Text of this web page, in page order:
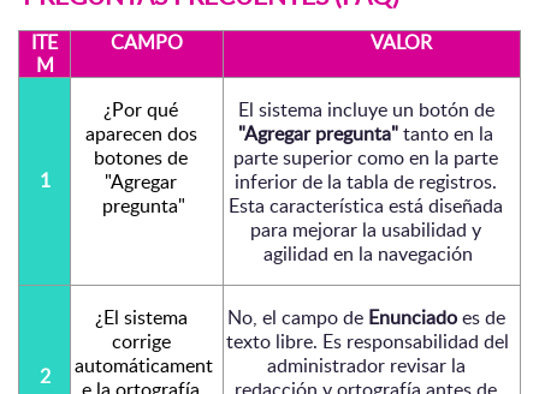
ITE
M
CAMPO VALOR
1
¿Por qué
aparecen dos
botones de
"Agregar
pregunta"
El sistema incluye un botón de
"Agregar pregunta" tanto en la
parte superior como en la parte
inferior de la tabla de registros.
Esta característica está diseñada
para mejorar la usabilidad y
agilidad en la navegación
2
¿El sistema
corrige
automáticament
No, el campo de Enunciado es de
texto libre. Es responsabilidad del
administrador revisar la